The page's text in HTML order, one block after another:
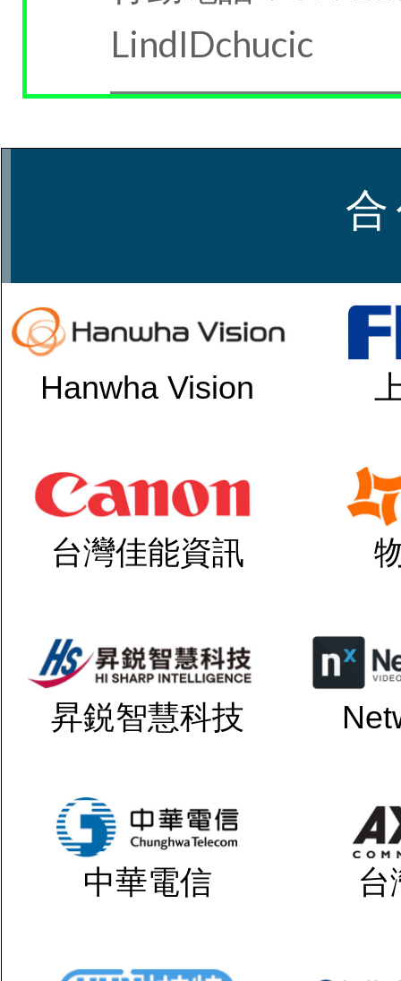
LindIDchucic
合
Hanwha Vision
台灣佳能資訊
昇鋭智慧科技
中華電信 台